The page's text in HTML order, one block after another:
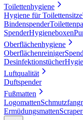
Toilettenhygiene
Hygiene für Toilettensitze
Bindenspender
SpenderHygieneboxen
Oberflächenhygiene
Oberflächenreiniger
Desinfektionstücher
Luftqualität
Duftspender
Fußmatten
Logomatten
Ermüdungsmatten